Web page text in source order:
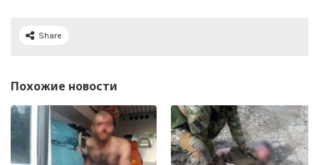
Share
Похожие новости